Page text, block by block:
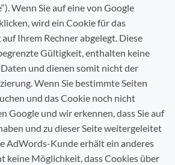
Wenn Sie auf eine von Google
wird ein Cookie für das
Ihrem Rechner abgelegt. Diese
Gültigkeit, enthalten keine
und dienen somit nicht der
Wenn Sie bestimmte Seiten
und das Cookie noch nicht
Google und wir erkennen, dass Sie auf
und zu dieser Seite weitergeleitet
AdWords-Kunde erhält ein anderes
keine Möglichkeit, dass Cookies über